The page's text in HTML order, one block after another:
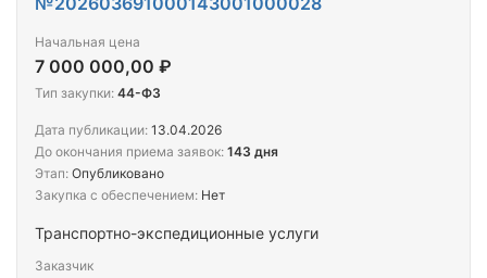
Транспортно-экспедиционные услуги
Заказчик
Начальная цена
7 000 000,00 ₽
Тип закупки: 44-ФЗ
Дата публикации: 13.04.2026
До окончания приема заявок: 143 дня
Этап: Опубликовано
Закупка с обеспечением: Нет